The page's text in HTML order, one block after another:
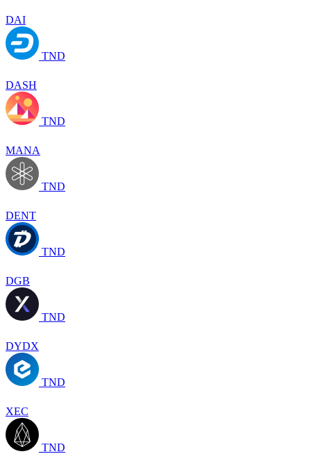
DAI
TND
DASH
TND
MANA
TND
DENT
TND
DGB
TND
DYDX
TND
XEC
TND